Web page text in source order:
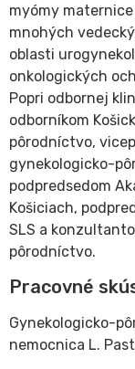
myómy
mnohých
oblasti
onkologických
Popri odbornej
odborníkom
pôrodníctvo,
gynekologicko-
podpredsedom
Košiciach,
SLS a
pôrodníctvo.
Pracovné
Gynekologicko-
nemocnica L.